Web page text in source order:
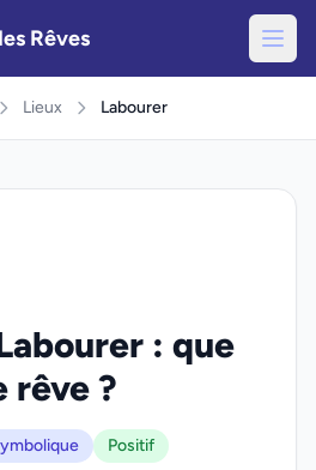
Rêves
Lieux Labourer
: que
rêve ?
Positif